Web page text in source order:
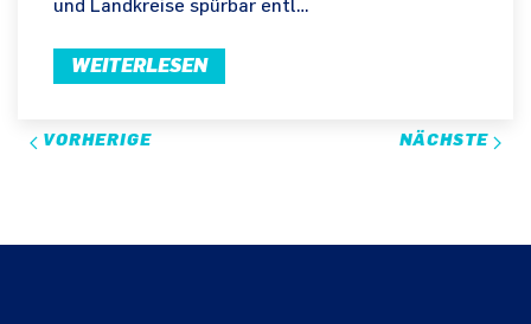
und Landkreise spürbar entl…
WEITERLESEN
VORHERIGE NÄCHSTE